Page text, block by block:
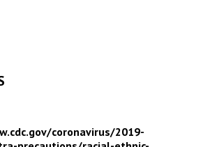
coronavirus/2019-